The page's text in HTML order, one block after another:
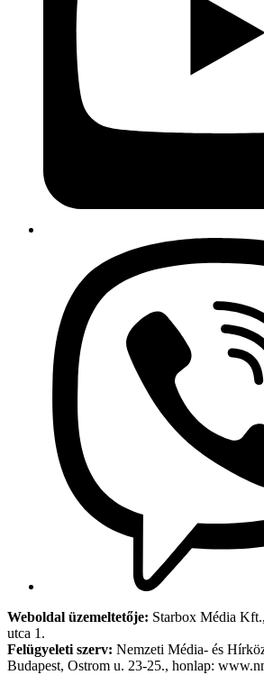
Weboldal üzemeltetője: Starbox Média
utca 1.
Felügyeleti szerv: Nemzeti Média- és
Budapest, Ostrom u. 23-25., honlap: